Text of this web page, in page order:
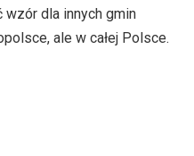
dla innych gmin
ale w całej Polsce.